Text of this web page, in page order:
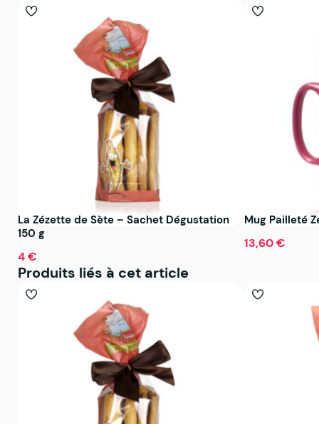
La Zézette de Sète – Sachet Dégustation
150 g
4 €
Mug Pailleté
13,60 €
Produits liés à cet article